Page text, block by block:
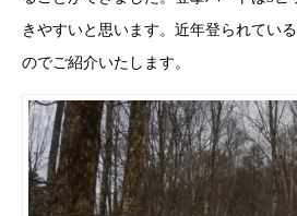
きやすいと思います。近年登られてい
のでご紹介いたします。